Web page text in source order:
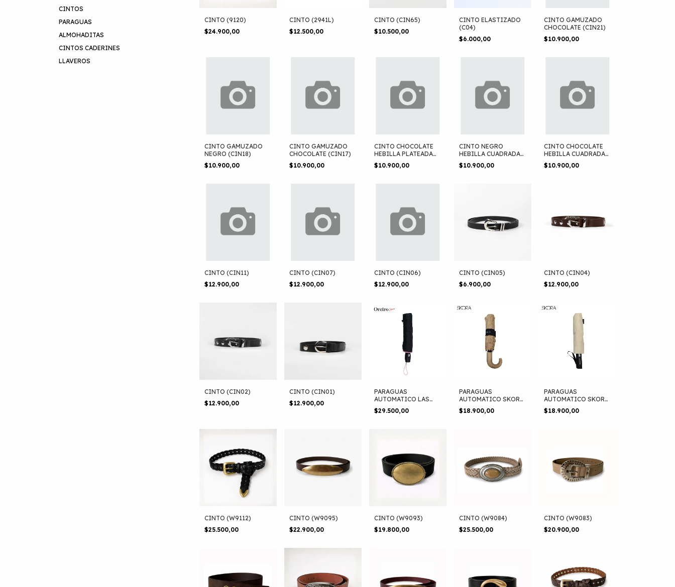
CINTOS
PARAGUAS
ALMOHADITAS
CINTOS CADERINES
LLAVEROS
CINTO (9120)
$24.900,00
CINTO (2941L)
$12.500,00
CINTO (CIN65)
$10.500,00
CINTO ELASTIZADO
(C04)
$6.000,00
CINTO GAMUZADO
CHOCOLATE (CIN21)
$10.900,00
CINTO GAMUZADO
NEGRO (CIN18)
$10.900,00
CINTO GAMUZADO
CHOCOLATE (CIN17)
$10.900,00
CINTO CHOCOLATE
HEBILLA PLATEADA
(CIN16)
$10.900,00
CINTO NEGRO
HEBILLA CUADRADA
(CIN15)
$10.900,00
CINTO CHOCOLATE
HEBILLA CUADRADA
(CIN13)
$10.900,00
CINTO (CIN11)
$12.900,00
CINTO (CIN07)
$12.900,00
CINTO (CIN06)
$12.900,00
CINTO (CIN05)
$6.900,00
CINTO (CIN04)
$12.900,00
CINTO (CIN02)
$12.900,00
CINTO (CIN01)
$12.900,00
PARAGUAS
AUTOMATICO LAS
OREIRO
(4790010289927)
$29.500,00
PARAGUAS
AUTOMATICO SKORA
(7790774411456)
$18.900,00
PARAGUAS
AUTOMATICO SKORA
(5509)
$18.900,00
CINTO (W9112)
$25.500,00
CINTO (W9095)
$22.900,00
CINTO (W9093)
$19.800,00
CINTO (W9084)
$25.500,00
CINTO (W9083)
$20.900,00